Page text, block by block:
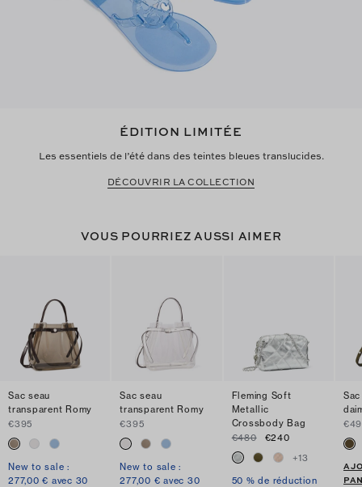
ÉDITION LIMITÉE
Les essentiels de l’été dans des teintes bleues translucides.
DÉCOUVRIR LA COLLECTION
VOUS POURRIEZ AUSSI AIMER
Sac seau
transparent Romy
€395
New to sale :
277,00 € avec 30
Sac seau
transparent Romy
€395
New to sale :
277,00 € avec 30
Fleming Soft
Metallic
Crossbody Bag
€480
€240
+13
50 % de réduction